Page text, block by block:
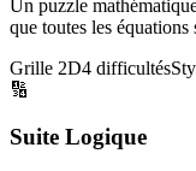
Un puzzle
que toutes les équations
Grille 2D4 difficultés
🔢
Suite Logique